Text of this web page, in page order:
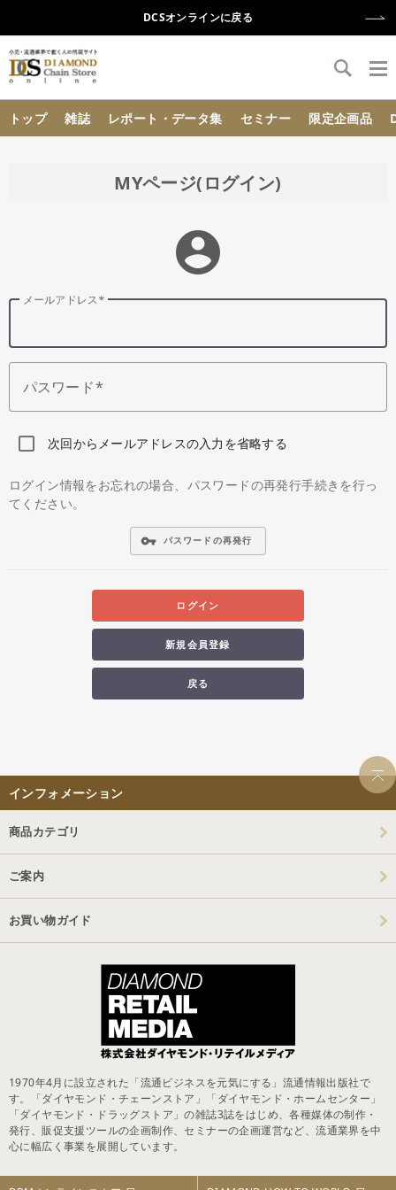
DCSオンラインに戻る
トップ 雑誌 レポート・データ集 セミナー 限定企画品
MYページ(ログイン)
account_circle
メールアドレス
パスワード
次回からメールアドレスの入力を省略する
ログイン情報をお忘れの場合、パスワードの再発行手続きを行っ
てください。
vpn_key パスワードの再発行
ログイン
新規会員登録
戻る
インフォメーション
商品カテゴリ
ご案内
お買い物ガイド
1970年4月に設立された「流通ビジネスを元気にする」流通情報出版社で
す。「ダイヤモンド・チェーンストア」「ダイヤモンド・ホームセンター」
「ダイヤモンド・ドラッグストア」の雑誌3誌をはじめ、各種媒体の制作・
発行、販促支援ツールの企画制作、セミナーの企画運営など、流通業界を中
心に幅広く事業を展開しています。